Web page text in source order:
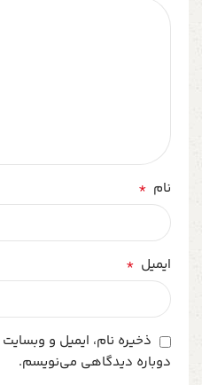
نام *
ایمیل *
ذخیره نام، ایمیل و
دوباره دیدگاهی می‌نویسم.